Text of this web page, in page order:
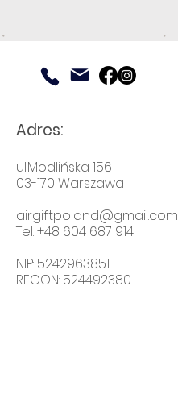
Adres:
ul.Modlińska 156
03-170 Warszawa
airgiftpoland@gmail.com
Tel: +48 604 687 914
NIP: 5242963851
REGON: 524492380